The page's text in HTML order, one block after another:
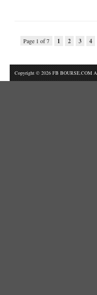
Page 1 of 7 1 2 3 4
Copyright © 2026 FB BOURSE.COM